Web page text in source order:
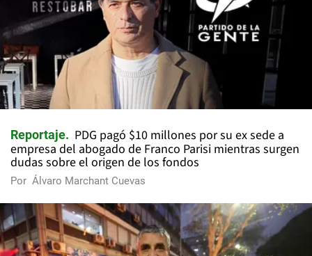
Reportaje
PDG pagó $10 millones por su ex sede a
empresa del abogado de Franco Parisi mientras surgen
dudas sobre el origen de los fondos
Por Álvaro Marchant Cuevas